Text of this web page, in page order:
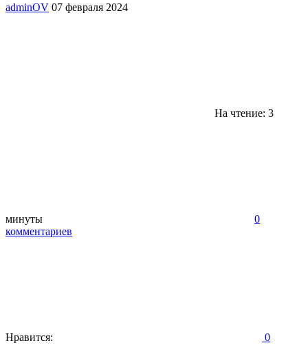
adminOV 07 февраля 2024
На чтение: 3
минуты
0
комментариев
Нравится: 0